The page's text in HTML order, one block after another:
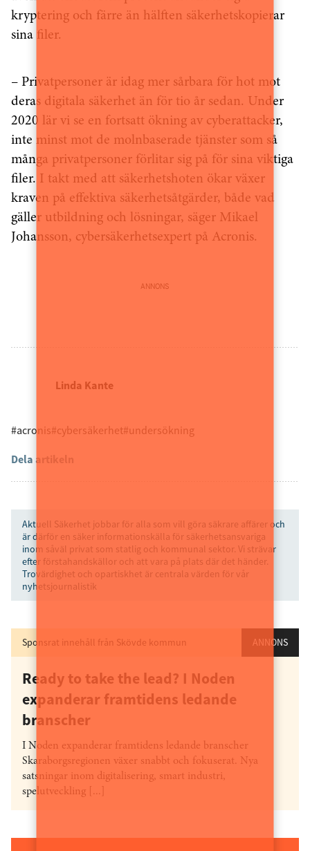
kryptering och färre än hälften säkerhetskopierar
sina filer.
– Privatpersoner är idag mer sårbara för hot mot
deras digitala säkerhet än för tio år sedan. Under
2020 lär vi se en fortsatt ökning av cyberattacker,
inte minst mot de molnbaserade tjänster som så
många privatpersoner förlitar sig på för sina viktiga
filer. I takt med att säkerhetshoten ökar växer
kraven på effektiva säkerhetsåtgärder, både vad
gäller utbildning och lösningar, säger Mikael
Johansson, cybersäkerhetsexpert på Acronis.
ANNONS
Linda Kante
#acronis#cybersäkerhet#undersökning
Dela artikeln
Aktuell Säkerhet jobbar för alla som vill göra säkrare affärer och
är därför en säker informationskälla för säkerhetsansvariga
inom såväl privat som statlig och kommunal sektor. Vi strävar
efter förstahandskällor och att vara på plats där det händer.
Trovärdighet och opartiskhet är centrala värden för vår
nyhetsjournalistik
Sponsrat innehåll från Skövde kommun ANNONS
Ready to take the lead? I Noden
expanderar framtidens ledande
branscher
I Noden expanderar framtidens ledande branscher
Skaraborgsregionen växer snabbt och fokuserat. Nya
satsningar inom digitalisering, smart industri,
spelutveckling [...]